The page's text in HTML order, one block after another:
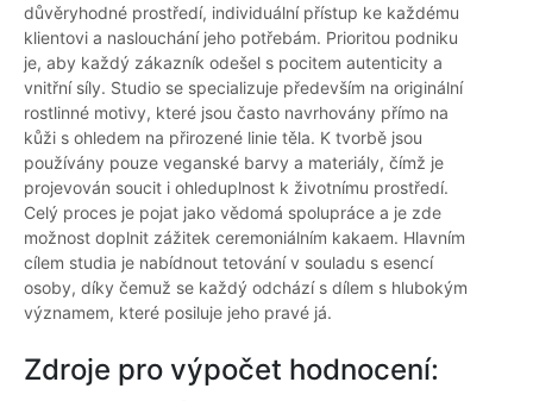
důvěryhodné prostředí, individuální přístup ke každému
klientovi a naslouchání jeho potřebám. Prioritou podniku
je, aby každý zákazník odešel s pocitem autenticity a
vnitřní síly. Studio se specializuje především na originální
rostlinné motivy, které jsou často navrhovány přímo na
kůži s ohledem na přirozené linie těla. K tvorbě jsou
používány pouze veganské barvy a materiály, čímž je
projevován soucit i ohleduplnost k životnímu prostředí.
Celý proces je pojat jako vědomá spolupráce a je zde
možnost doplnit zážitek ceremoniálním kakaem. Hlavním
cílem studia je nabídnout tetování v souladu s esencí
osoby, díky čemuž se každý odchází s dílem s hlubokým
významem, které posiluje jeho pravé já.
Zdroje pro výpočet hodnocení: